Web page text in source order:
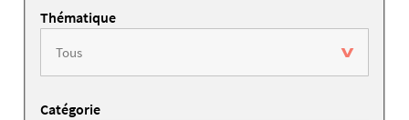
Thématique
Catégorie